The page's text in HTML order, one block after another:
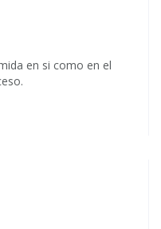
en si como en el